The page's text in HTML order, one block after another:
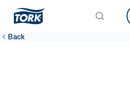
Back